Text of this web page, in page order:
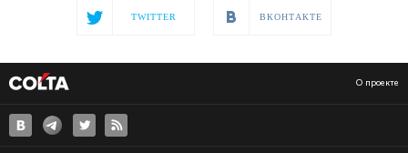
TWITTER ВКОНТАКТЕ
О проекте